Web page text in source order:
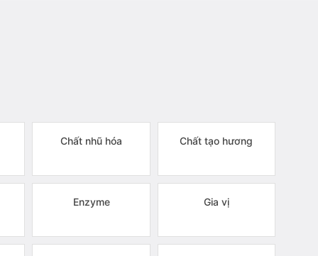
Chất nhũ hóa Chất tạo hương
Enzyme Gia vị